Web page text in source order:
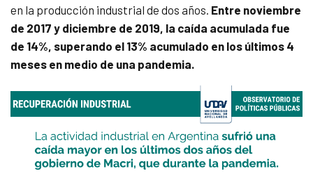
en la producción industrial de dos años. Entre noviembre
de 2017 y diciembre de 2019, la caída acumulada fue
de 14%, superando el 13% acumulado en los últimos 4
meses en medio de una pandemia.